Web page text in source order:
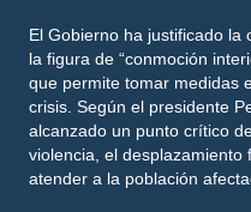
El Gobierno ha justificado la
la figura de“conmoción
que permite tomar medidas
crisis. Según el presidente
alcanzado un punto crítico
violencia, el
atender a la población